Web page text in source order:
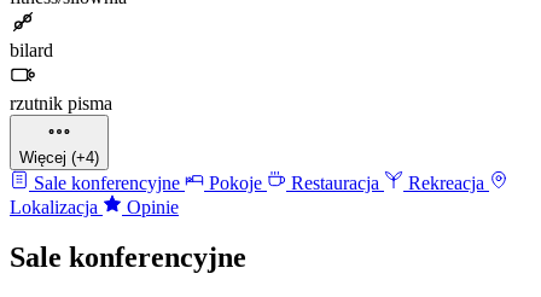
bilard
rzutnik pisma
Więcej (+4)
Sale konferencyjne Pokoje Restauracja
Rekreacja
Lokalizacja
Opinie
Sale konferencyjne